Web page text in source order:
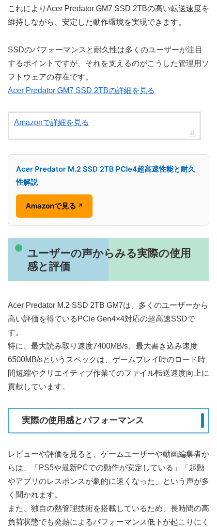
これによりAcer Predator GM7 SSD 2TBの高い転送速度を
維持しながら、安定した動作環境を実現できます。
SSDのパフォーマンスと耐久性は多くのユーザーが注目
するポイントですが、それを支えるのがこうした管理用ソ
フトウェアの存在です。
Acer Predator GM7 SSD 2TBの詳細を見る
Amazonで詳細を見る
Acer Predator M.2 SSD 2TB PCIe4超高速性能と耐久
性解説
Amazonで見る ↗
ユーザーの声からみる実際の使用
感と評価
Acer Predator M.2 SSD 2TB GM7は、多くのユーザーから
高い評価を得ているPCIe Gen4×4対応の超高速SSDで
す。
特に、最大読み取り速度7400MB/s、最大書き込み速度
6500MB/sというスペックは、ゲームプレイ時のロード時
間短縮やクリエイティブ作業でのファイル転送速度向上に
貢献しています。
実際の使用感とパフォーマンス
レビューや評価を見ると、ゲームユーザーや動画編集者か
らは、「PS5や最新PCでの動作が安定している」「起動
やアプリのレスポンスが劇的に速くなった」という声が多
く聞かれます。
また、独自の熱管理技術を搭載しているため、長時間の高
負荷状態でも発熱によるパフォーマンス低下が起こりにく